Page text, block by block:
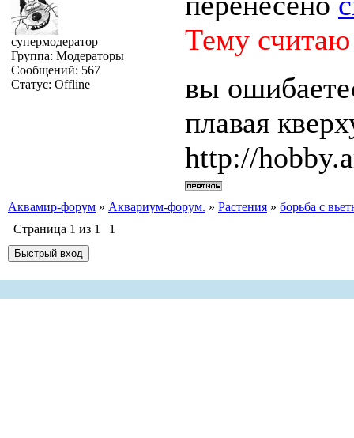
супермодератор
Группа: Модераторы
Сообщений: 567
Статус: Offline
Тему
вы
плавая
http://
Аквамир-форум » Аквариум-форум. » Растения » борьба с
Страница 1 из 1 1